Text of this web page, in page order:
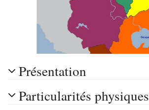
Présentation
Particularités physiques